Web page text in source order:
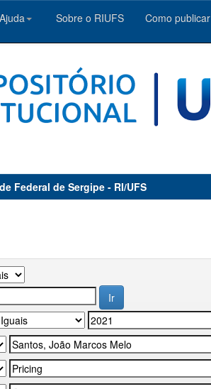
Ajuda Sobre o RIUFS Como publicar
Federal de Sergipe - RI/UFS